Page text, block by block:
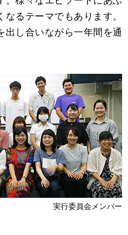
るテーマでもあります。
出し合いながら一年間を通
実行委員会メンバー